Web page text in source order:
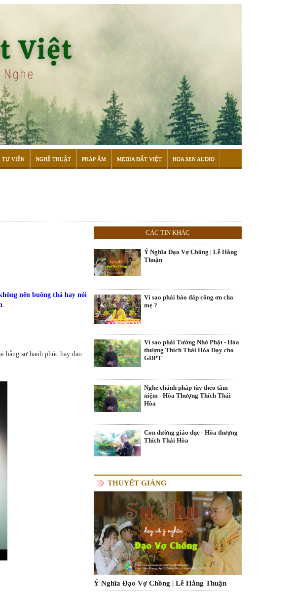
TỰ VIỆN NGHỆ THUẬT PHÁP ÂM MEDIA ĐẤT VIỆT HOA SEN AUDIO
nên buông thả hay nói
.
sự hạnh phúc hay đau
CÁC TIN KHÁC
Ý Nghĩa Đạo Vợ Chồng | Lễ Hằng
Thuận
Vì sao phải báo đáp công ơn cha
mẹ ?
Vì sao phải Tưởng Nhớ Phật - Hòa
thượng Thích Thái Hòa Dạy cho
GDPT
Nghe chánh pháp tùy theo tâm
niệm - Hòa Thượng Thích Thái
Hòa
Con đường giáo dục - Hòa thượng
Thích Thái Hòa
THUYẾT GIẢNG
Ý Nghĩa Đạo Vợ Chồng | Lễ Hằng Thuận